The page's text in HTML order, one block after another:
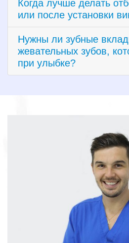
Когда лучше делать
или после установки
Нужны ли зубные
жевательных зубов,
при улыбке?